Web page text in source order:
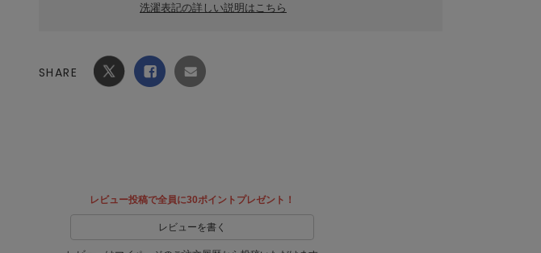
洗濯表記の詳しい説明はこちら
SHARE
レビュー投稿で全員に30ポイントプレゼント！
レビューを書く